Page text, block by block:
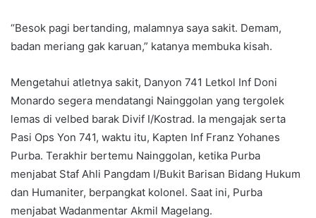
“Besok pagi bertanding, malamnya saya sakit. Demam,
badan meriang gak karuan,” katanya membuka kisah.
Mengetahui atletnya sakit, Danyon 741 Letkol Inf Doni
Monardo segera mendatangi Nainggolan yang tergolek
lemas di velbed barak Divif I/Kostrad. Ia mengajak serta
Pasi Ops Yon 741, waktu itu, Kapten Inf Franz Yohanes
Purba. Terakhir bertemu Nainggolan, ketika Purba
menjabat Staf Ahli Pangdam I/Bukit Barisan Bidang Hukum
dan Humaniter, berpangkat kolonel. Saat ini, Purba
menjabat Wadanmentar Akmil Magelang.